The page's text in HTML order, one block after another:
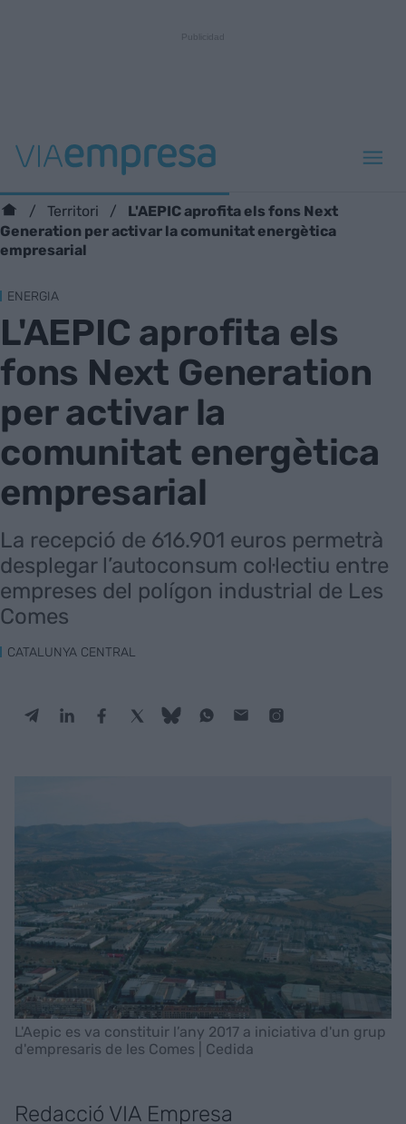
Territori
L'AEPIC aprofita els fons Next
Generation per activar la comunitat energètica
empresarial
ENERGIA
L'AEPIC aprofita els
fons Next Generation
per activar la
comunitat energètica
empresarial
La recepció de 616.901 euros permetrà
desplegar l’autoconsum col·lectiu entre
empreses del polígon industrial de Les
Comes
CATALUNYA CENTRAL
L'Aepic es va constituir l’any 2017 a iniciativa d'un grup
d'empresaris de les Comes | Cedida
Redacció VIA Empresa